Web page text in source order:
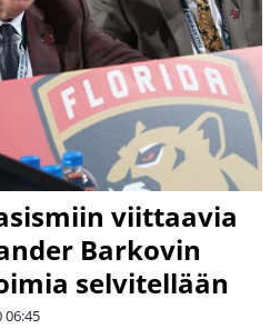
viittaavia
Barkovin
selvitellään
06:45